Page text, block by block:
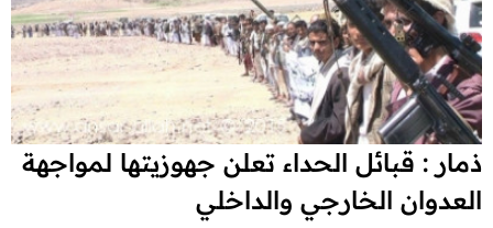
ذمار : قبائل الحداء تعلن جهوزيتها لمواجهة
العدوان الخارجي والداخلي